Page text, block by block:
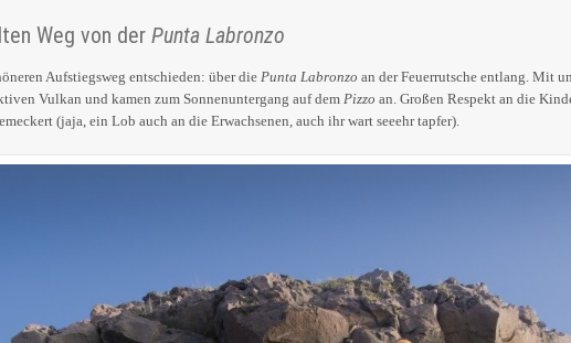
Weg von der Punta Labronzo
Aufstiegsweg entschieden: über die Punta Labronzo an der Feuerrutsche entlang. Mit
Vulkan und kamen zum Sonnenuntergang auf demPizzo an. Großen Respekt an die
(jaja, ein Lob auch an die Erwachsenen, auch ihr wart seeehr tapfer).